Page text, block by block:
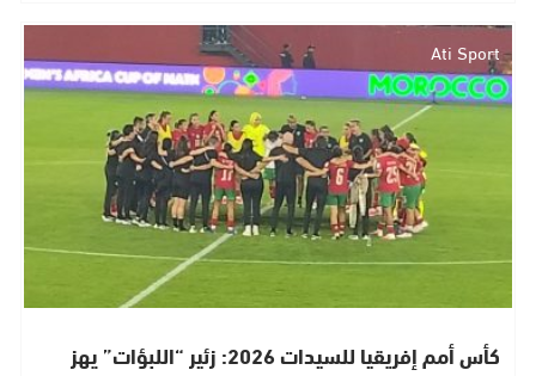
Ati Sport
كأس أمم إفريقيا للسيدات 2026: زئير “اللبؤات” يهز